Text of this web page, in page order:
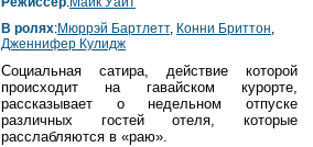
В ролях:Мюррэй Бартлетт, Конни Бриттон,
Дженнифер Кулидж
Социальная сатира, действие которой
происходит на гавайском курорте,
рассказывает о недельном отпуске
различных гостей отеля, которые
расслабляются в «раю».